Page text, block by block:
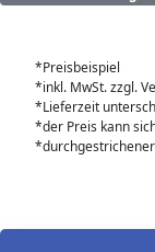
*Preisbeispiel
*inkl. MwSt. zzgl.
*Lieferzeit
*der Preis kann